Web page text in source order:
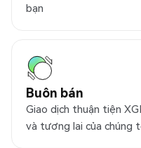
bạn
Buôn bán
Giao dịch thuận tiện
và tương lai của chúng